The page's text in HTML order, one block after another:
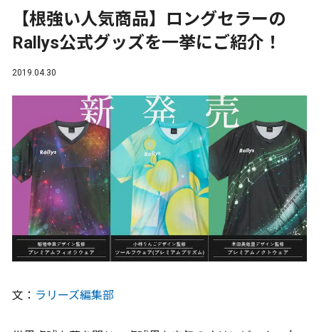
【根強い人気商品】ロングセラーの
Rallys公式グッズを一挙にご紹介！
2019.04.30
文： ラリーズ編集部